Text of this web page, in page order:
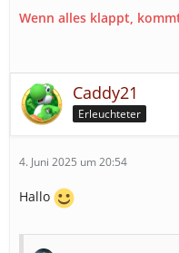
Wenn alles klappt,
Caddy21
Erleuchteter
4. Juni 2025 um 20:54
Hallo